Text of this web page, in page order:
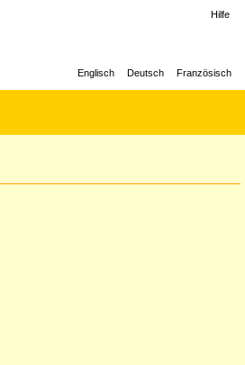
Hilfe
Englisch Deutsch Französisch